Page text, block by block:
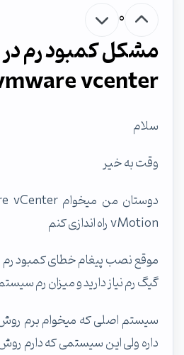
0
مشکل کمبود رم
vcenter
سلام
وقت به خیر
vMotion راه اندازی کنم
گیگ رم نیاز دارید و میزان رم سیستم شما 0